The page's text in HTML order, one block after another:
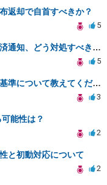
返却で自首すべきか？
5
口座売却後に法律事務所からの返済通知、どう対処すべきか？
5
弁護士の意見が異なる場合の信頼基準について教えてください
3
能性は？
2
と初動対応について
2